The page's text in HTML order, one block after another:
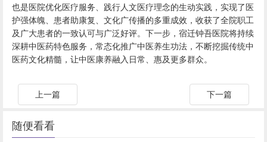
也是医院优化医疗服务、践行人文医疗理念的生动实践，实现了医
护强体魄、患者助康复、文化广传播的多重成效，收获了全院职工
及广大患者的一致认可与广泛好评。下一步，宿迁钟吾医院将持续
深耕中医药特色服务，常态化推广中医养生功法，不断挖掘传统中
医药文化精髓，让中医康养融入日常、惠及更多群众。
上一篇 下一篇
随便看看